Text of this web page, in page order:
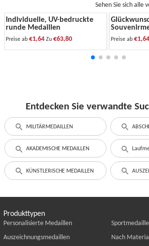
Sehen Sie sich alle
Individuelle, UV-bedruckte
runde Medaillen
Preise ab €1,64 Zu €63,80
2025
Preise ab
Entdecken Sie verwandte
MILITÄRMEDAILLEN
AKADEMISCHE MEDAILLEN
KÜNSTLERISCHE MEDAILLEN
Produkttypen
Personalisierte Medaillen
Auszeichnungsmedaillen
Nach